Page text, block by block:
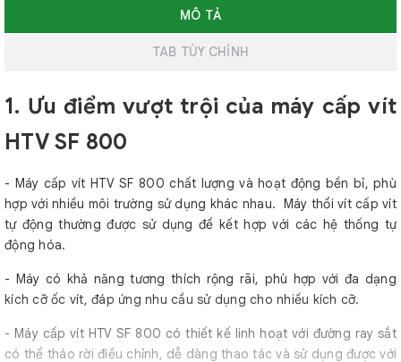
MÔ TẢ
TAB TÙY CHỈNH
1. Ưu điểm vượt trội của máy cấp vít
HTV SF 800
- Máy cấp vít HTV SF 800 chất lượng và hoạt động bền bỉ, phù
hợp với nhiều môi trường sử dụng khác nhau. Máy thổi vít cấp vít
tự động thường được sử dụng để kết hợp với các hệ thống tự
động hóa.
- Máy có khả năng tương thích rộng rãi, phù hợp với đa dạng
kích cỡ ốc vít, đáp ứng nhu cầu sử dụng cho nhiều kích cỡ.
- Máy cấp vít HTV SF 800 có thiết kế linh hoạt với đường ray sắt
có thể tháo rời điều chỉnh, dễ dàng thao tác và sử dụng được với